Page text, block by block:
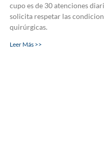
cupo es de 30 atenciones
solicita respetar las
quirúrgicas.
Leer Más >>